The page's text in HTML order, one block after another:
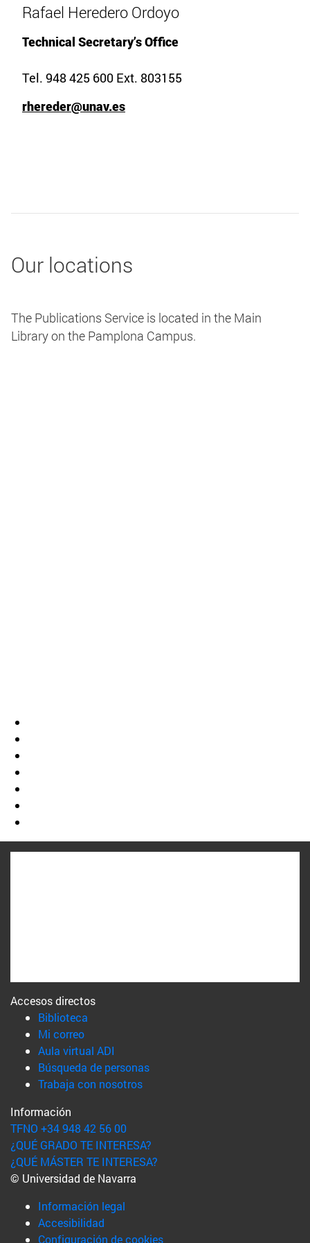
Rafael Heredero Ordoyo
Technical Secretary’s Office
Tel. 948 425 600 Ext. 803155
rhereder@unav.es
Our locations
The Publications Service is located in the Main
Library on the Pamplona Campus.
Accesos directos
Biblioteca
Mi correo(abre en nueva ventana)
Aula virtual ADI
Búsqueda de personas(abre en nueva ventana)
Trabaja con nosotros(abre en nueva ventana)
Información
TFNO +34 948 42 56 00
¿QUÉ GRADO TE INTERESA?
¿QUÉ MÁSTER TE INTERESA?
© Universidad de Navarra
Información legal
Accesibilidad
Configuración de cookies